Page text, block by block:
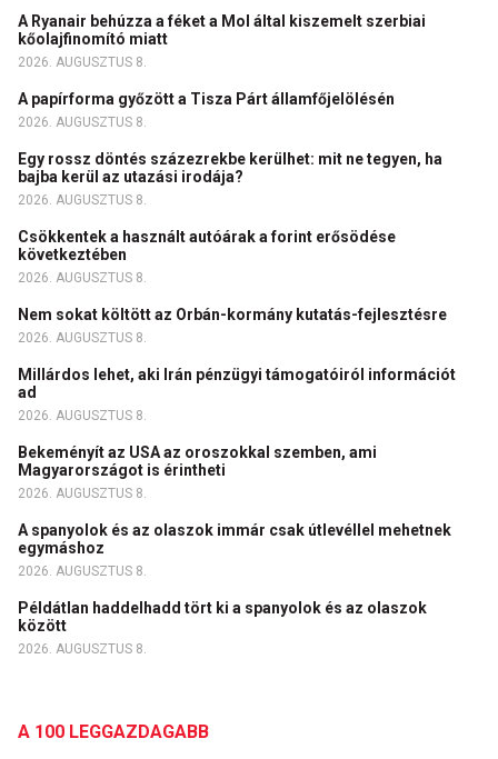
A Ryanair behúzza a féket a Mol által kiszemelt szerbiai
kőolajfinomító miatt
2026. AUGUSZTUS 8.
A papírforma győzött a Tisza Párt államfőjelölésén
2026. AUGUSZTUS 8.
Egy rossz döntés százezrekbe kerülhet: mit ne tegyen, ha
bajba kerül az utazási irodája?
2026. AUGUSZTUS 8.
Csökkentek a használt autóárak a forint erősödése
következtében
2026. AUGUSZTUS 8.
Nem sokat költött az Orbán-kormány kutatás-fejlesztésre
2026. AUGUSZTUS 8.
Millárdos lehet, aki Irán pénzügyi támogatóiról információt
ad
2026. AUGUSZTUS 8.
Bekeményít az USA az oroszokkal szemben, ami
Magyarországot is érintheti
2026. AUGUSZTUS 8.
A spanyolok és az olaszok immár csak útlevéllel mehetnek
egymáshoz
2026. AUGUSZTUS 8.
Példátlan haddelhadd tört ki a spanyolok és az olaszok
között
2026. AUGUSZTUS 8.
A 100 LEGGAZDAGABB